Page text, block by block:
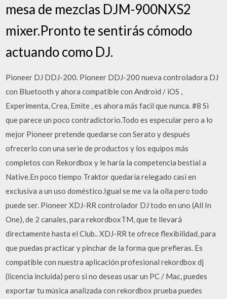
mesa de mezclas DJM-900NXS2
mixer.Pronto te sentirás cómodo
actuando como DJ.
Pioneer DJ DDJ-200. Pioneer DDJ-200 nueva controladora DJ
con Bluetooth y ahora compatible con Android / iOS ,
Experimenta, Crea, Emite , es ahora más facil que nunca. #8 Si
que parece un poco contradictorio.Todo es especular pero a lo
mejor Pioneer pretende quedarse con Serato y después
ofrecerlo con una serie de productos y los equipos más
completos con Rekordbox y le haría la competencia bestial a
Native.En poco tiempo Traktor quedaría relegado casi en
exclusiva a un uso doméstico.Igual se me va la olla pero todo
puede ser. Pioneer XDJ-RR controlador DJ todo en uno (All In
One), de 2 canales, para rekordboxTM, que te llevará
directamente hasta el Club.. XDJ-RR te ofrece flexibilidad, para
que puedas practicar y pinchar de la forma que prefieras. Es
compatible con nuestra aplicación profesional rekordbox dj
(licencia incluida) pero si no deseas usar un PC / Mac, puedes
exportar tu música analizada con rekordbox prueba puedes